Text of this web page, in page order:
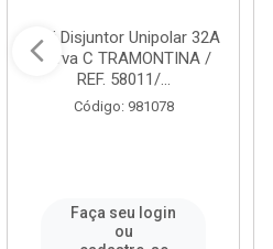
Mini Disjuntor Unipolar 32A
Curva C TRAMONTINA /
REF. 58011/...
Código: 981078
Faça seu login
ou